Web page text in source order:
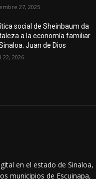
27, 2025
social de Sheinbaum da
a la economía familiar
Juan de Dios
22, 2026
en el estado de Sinaloa,
municipios de Escuinapa,